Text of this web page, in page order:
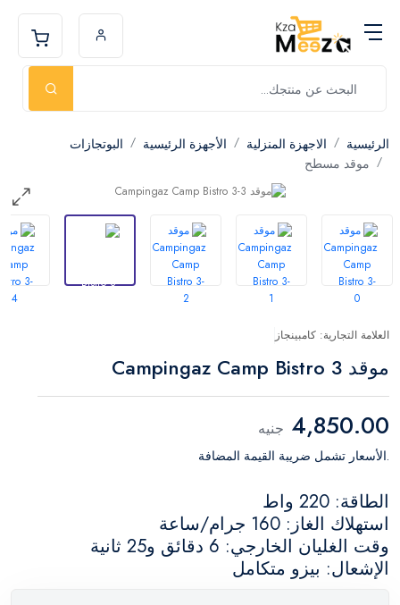
الرئيسية الاجهزة المنزلية الأجهزة الرئيسية
البوتجازات
موقد مسطح
العلامة التجارية: كامبينجاز
موقد Campingaz Camp Bistro 3
4,850.00 جنيه
.الأسعار تشمل ضريبة القيمة المضافة
الطاقة: 220 واط
استهلاك الغاز: 160 جرام/ساعة
وقت الغليان الخارجي: 6 دقائق و25 ثانية
الإشعال: بيزو متكامل